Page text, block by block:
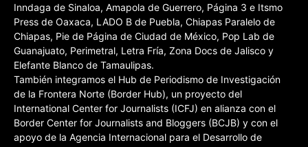
Inndaga de Sinaloa, Amapola de Guerrero, Página 3 e Itsmo
Press de Oaxaca, LADO B de Puebla, Chiapas Paralelo de
Chiapas, Pie de Página de Ciudad de México, Pop Lab de
Guanajuato, Perimetral, Letra Fría, Zona Docs de Jalisco y
Elefante Blanco de Tamaulipas.
También integramos el Hub de Periodismo de Investigación
de la Frontera Norte (Border Hub), un proyecto del
International Center for Journalists (ICFJ) en alianza con el
Border Center for Journalists and Bloggers (BCJB) y con el
apoyo de la Agencia Internacional para el Desarrollo de